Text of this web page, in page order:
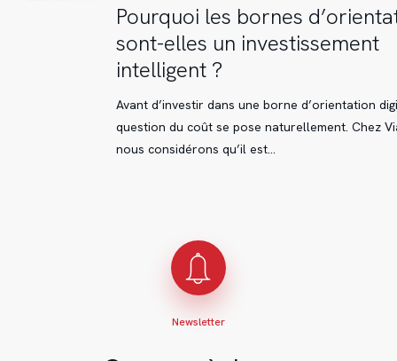
Pourquoi
bornes
d’orientation
sont-
Pourquoi les bornes
sont-elles un investissement
intelligent ?
Avant d’investir dans une borne d’orientation
question du coût se pose naturellement. Chez
nous considérons qu’il est…
Newsletter